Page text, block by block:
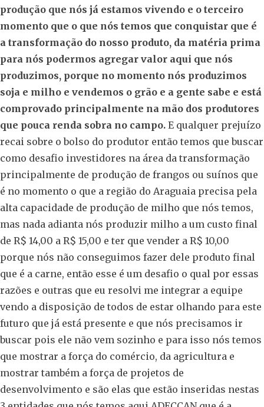
produção que nós já estamos vivendo e o terceiro
momento que o que nós temos que conquistar que é
a transformação do nosso produto, da matéria prima
para nós podermos agregar valor aqui que nós
produzimos, porque no momento nós produzimos
soja e milho e vendemos o grão e a gente sabe e está
comprovado principalmente na mão dos produtores
que pouca renda sobra no campo. E qualquer prejuízo
recai sobre o bolso do produtor então temos que buscar
como desafio investidores na área da transformação
principalmente de produção de frangos ou suínos que
é no momento o que a região do Araguaia precisa pela
alta capacidade de produção de milho que nós temos,
mas nada adianta nós produzir milho a um custo final
de R$ 14,00 a R$ 15,00 e ter que vender a R$ 10,00
porque nós não conseguimos fazer dele produto final
que é a carne, então esse é um desafio o qual por essas
razões e outras que eu resolvi me integrar a equipe
vendo a disposição de todos de estar olhando para este
futuro que já está presente e que nós precisamos ir
buscar pois ele não vem sozinho e para isso nós temos
que mostrar a força do comércio, da agricultura e
mostrar também a força de projetos de
desenvolvimento e são elas que estão inseridas nestas